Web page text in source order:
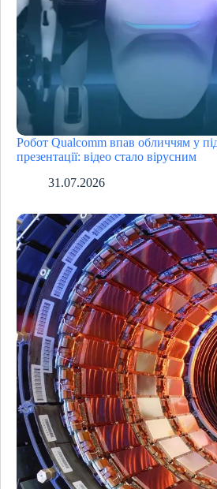
Робот Qualcomm впав обличчям у
презентації: відео стало вірусним
31.07.2026